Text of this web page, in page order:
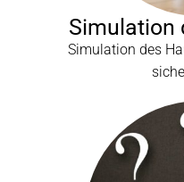
Simulation
Simulation des